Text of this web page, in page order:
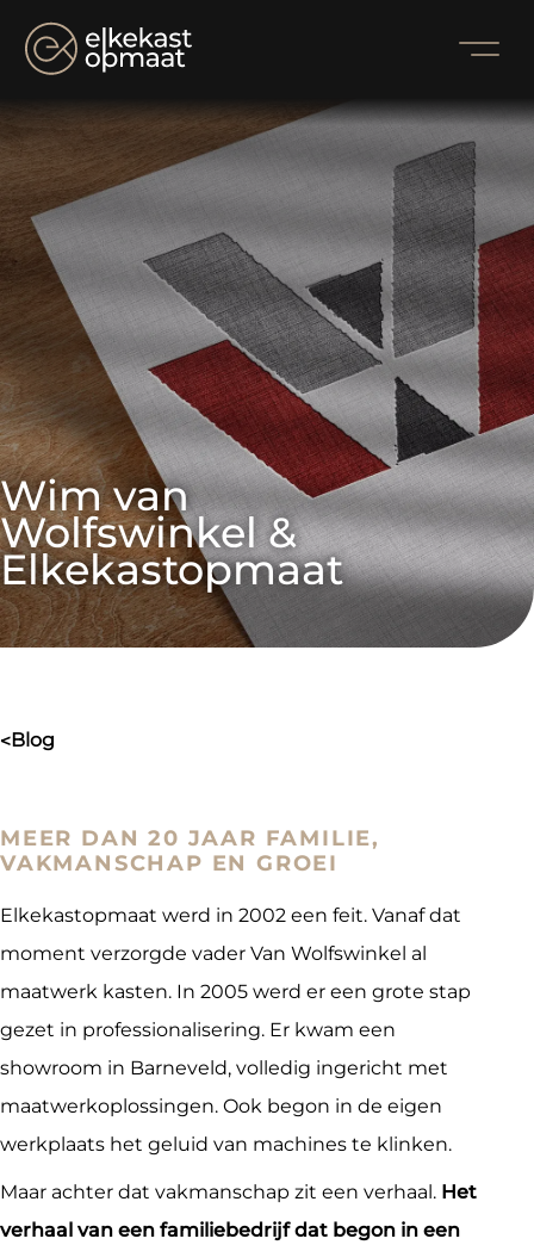
Wim van
Wolfswinkel &
Elkekastopmaat
> blog
MEER DAN 20 JAAR FAMILIE,
VAKMANSCHAP EN GROEI
Elkekastopmaat werd in 2002 een feit. Vanaf dat
moment verzorgde vader Van Wolfswinkel al
maatwerk kasten. In 2005 werd er een grote stap
gezet in professionalisering. Er kwam een
showroom in Barneveld, volledig ingericht met
maatwerkoplossingen. Ook begon in de eigen
werkplaats het geluid van machines te klinken.
Maar achter dat vakmanschap zit een verhaal. Het
verhaal van een familiebedrijf dat begon in een